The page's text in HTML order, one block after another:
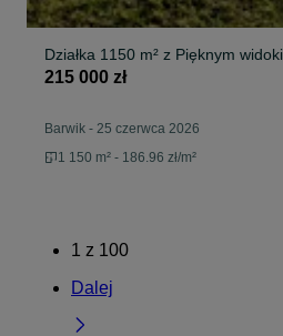
Działka 1150 m² z Pięknym
215 000 zł
Barwik - 25 czerwca 2026
1 150 m² - 186.96 zł/m²
1 z 100
Dalej